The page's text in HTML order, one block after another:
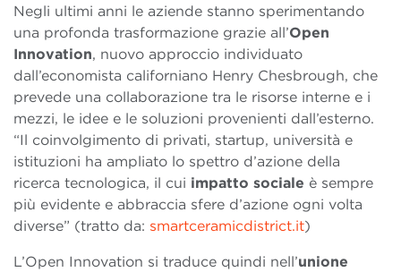
Negli ultimi anni le aziende stanno sperimentando
una profonda trasformazione grazie all’Open
Innovation, nuovo approccio individuato
dall’economista californiano Henry Chesbrough, che
prevede una collaborazione tra le risorse interne e i
mezzi, le idee e le soluzioni provenienti dall’esterno.
“Il coinvolgimento di privati, startup, università e
istituzioni ha ampliato lo spettro d’azione della
ricerca tecnologica, il cui impatto sociale è sempre
più evidente e abbraccia sfere d’azione ogni volta
diverse” (tratto da: smartceramicdistrict.it)
L’Open Innovation si traduce quindi nell’unione